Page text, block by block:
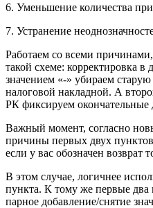
6. Уменьшение количества
7. Устранение
Работаем со всеми
такой схеме: корректировка в
значением «-» убираем
налоговой накладной. А
РК фиксируем окончательные
Важный момент, согласно
причины первых двух
если у вас обозначен возврат
В этом случае, логичнее
пункта. К тому же первые два
парное добавление/снятие